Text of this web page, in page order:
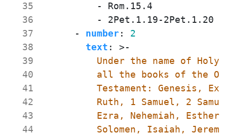
  35
  36
  37
  38
  39
  40
  41
  42
  43
  44
- Rom.15.4
- 2Pet.1.19-2Pet.1.20
- number:
2
text : >-